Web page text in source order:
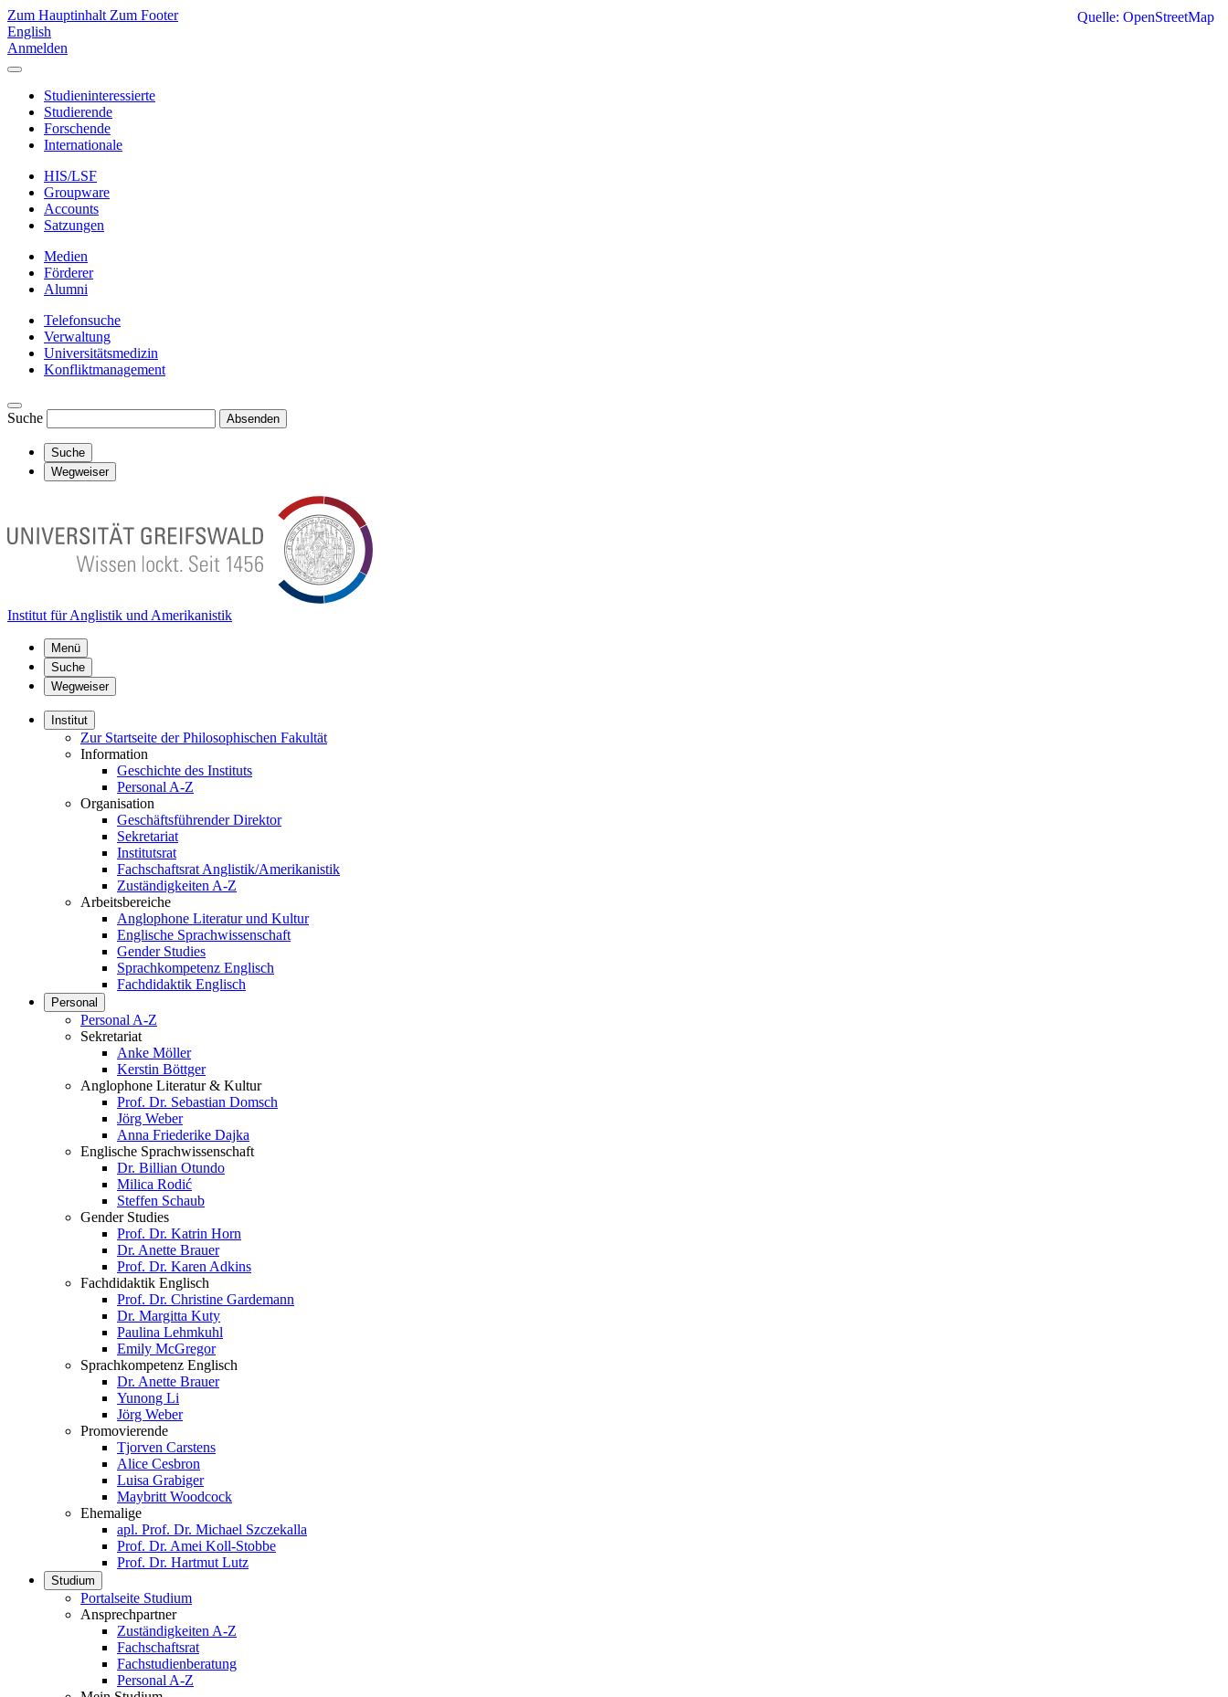
Zum Hauptinhalt Zum Footer
English
Anmelden
Studieninteressierte
Studierende
Forschende
Internationale
HIS/LSF
Groupware
Accounts
Satzungen
Medien
Förderer
Alumni
Telefonsuche
Verwaltung
Universitätsmedizin
Konfliktmanagement
Suche Absenden
Suche
Wegweiser
Institut für Anglistik und Amerikanistik
Menü
Suche
Wegweiser
Institut
Zur Startseite der Philosophischen Fakultät
Information
Geschichte des Instituts
Personal A-Z
Organisation
Geschäftsführender Direktor
Sekretariat
Institutsrat
Fachschaftsrat Anglistik/Amerikanistik
Zuständigkeiten A-Z
Arbeitsbereiche
Anglophone Literatur und Kultur
Englische Sprachwissenschaft
Gender Studies
Sprachkompetenz Englisch
Fachdidaktik Englisch
Personal
Personal A-Z
Sekretariat
Anke Möller
Kerstin Böttger
Anglophone Literatur & Kultur
Prof. Dr. Sebastian Domsch
Jörg Weber
Anna Friederike Dajka
Englische Sprachwissenschaft
Dr. Billian Otundo
Milica Rodić
Steffen Schaub
Gender Studies
Prof. Dr. Katrin Horn
Dr. Anette Brauer
Prof. Dr. Karen Adkins
Fachdidaktik Englisch
Prof. Dr. Christine Gardemann
Dr. Margitta Kuty
Paulina Lehmkuhl
Emily McGregor
Sprachkompetenz Englisch
Dr. Anette Brauer
Yunong Li
Jörg Weber
Promovierende
Tjorven Carstens
Alice Cesbron
Luisa Grabiger
Maybritt Woodcock
Ehemalige
apl. Prof. Dr. Michael Szczekalla
Prof. Dr. Amei Koll-Stobbe
Prof. Dr. Hartmut Lutz
Studium
Portalseite Studium
Ansprechpartner
Zuständigkeiten A-Z
Fachschaftsrat
Fachstudienberatung
Personal A-Z
Quelle: OpenStreetMap